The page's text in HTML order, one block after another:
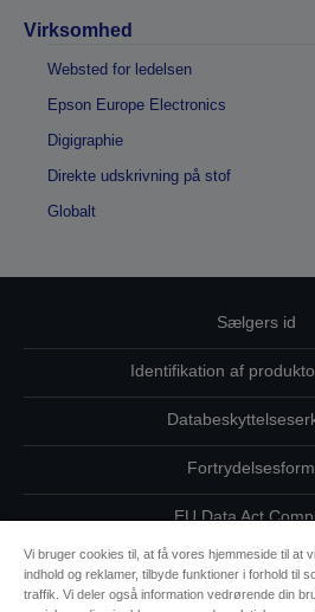
Virksomhed
Websted for ledelsen
Epson Europe Electronics
Digigraphie
Direkte udskrivning på stof
Globalt
Sælgers id
Identifikation af
EU Data Act
Kontakt os
Vi bruger cookies til, at få vores hjemmeside til at
indhold og reklamer, tilbyde funktioner i forhold til
traffik. Vi deler også information vedrørende din